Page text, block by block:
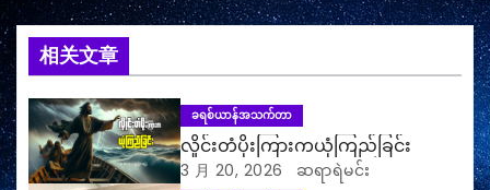
相关文章
ခရစ်ယာန်အသက်တာ
လှိုင်းတံပိုးကြားကယုံကြည်ခြင်း
3 月 20, 2026 ဆရာရဲမင်း